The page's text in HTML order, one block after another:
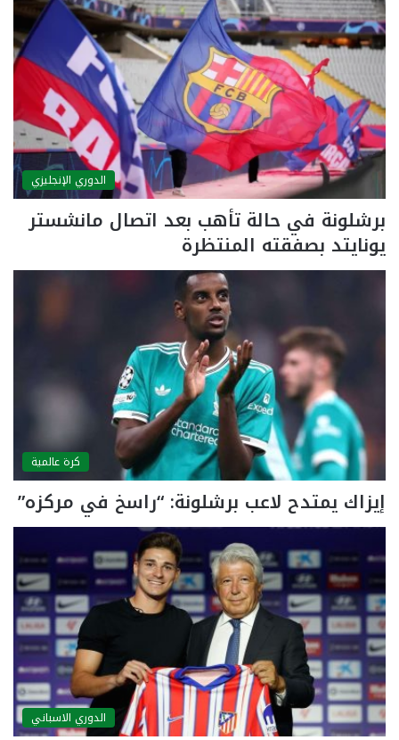
الدوري الإنجليزي
برشلونة في حالة تأهب بعد اتصال مانشستر
يونايتد بصفقته المنتظرة
كرة عالمية
إيزاك يمتدح لاعب برشلونة: “راسخ في مركزه”
الدوري الاسباني